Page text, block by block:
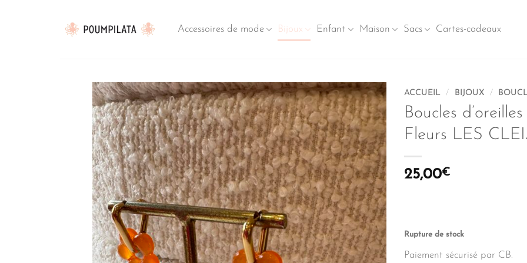
contenu
Accessoires de mode Bijoux Enfant Maison Sacs Cartes-cadeaux
ACCUEIL / BIJOUX /
Boucles
Fleurs LES
25,00€
Rupture de stock
Paiement sécurisé par CB.